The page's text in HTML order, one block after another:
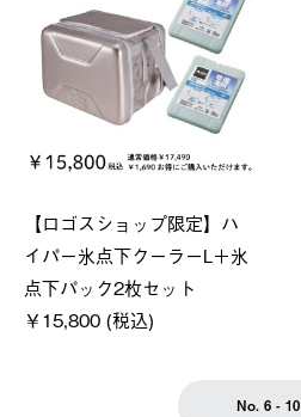
【ロゴスショップ限定】ハ
イパー氷点下クーラーL＋氷
点下パック2枚セット
￥15,800 (税込)
No. 6 - 10